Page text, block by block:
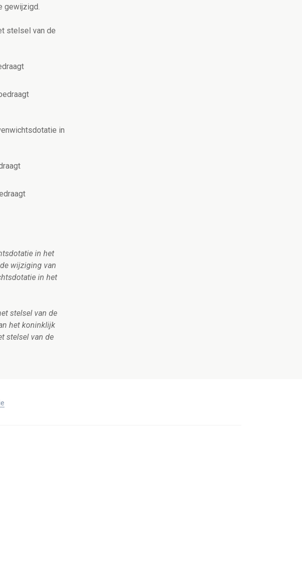
gewijzigd.
stelsel van de
in
in het
wijziging van
in het
stelsel van de
het koninklijk
stelsel van de